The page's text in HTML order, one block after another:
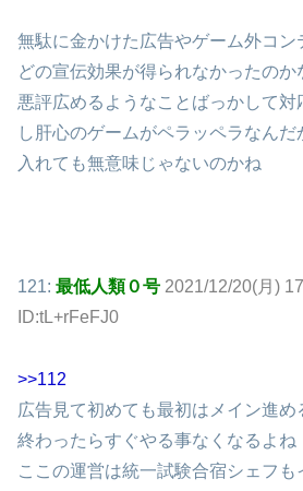
無駄に金かけた広告やゲーム外コン
どの宣伝効果が得られなかったのか
悪評広めるようなことばっかして
し肝心のゲームがペラッペラなん
入れても無意味じゃないのかね
121: 最低人類０号 2021/12/20(月)
ID:tL+rFeFJ0
>>112
広告見て初めても最初はメイン進め
終わったらすぐやる事なくなるよね
ここの運営は統一試験合宿シェフも